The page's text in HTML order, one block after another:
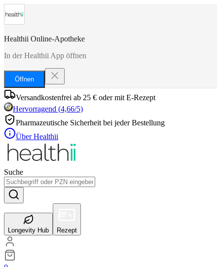
Healthii Online-Apotheke
In der Healthii App öffnen
Öffnen
Versandkostenfrei ab 25 € oder mit E-Rezept
Hervorragend (4,66/5)
Pharmazeutische Sicherheit bei jeder Bestellung
Über Healthii
Suche
Longevity Hub Rezept